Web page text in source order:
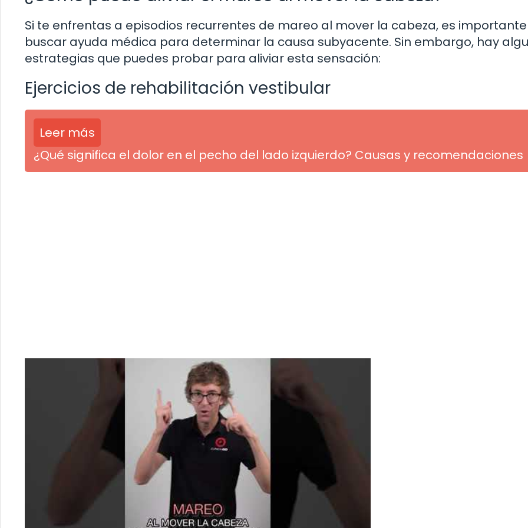
Si te enfrentas a episodios recurrentes de mareo al mover la cabeza, es importante
buscar ayuda médica para determinar la causa subyacente. Sin embargo, hay
estrategias que puedes probar para aliviar esta sensación:
Ejercicios de rehabilitación vestibular
Leer más
¿Qué significa el dolor en el pecho del lado izquierdo? Causas y recomendaciones